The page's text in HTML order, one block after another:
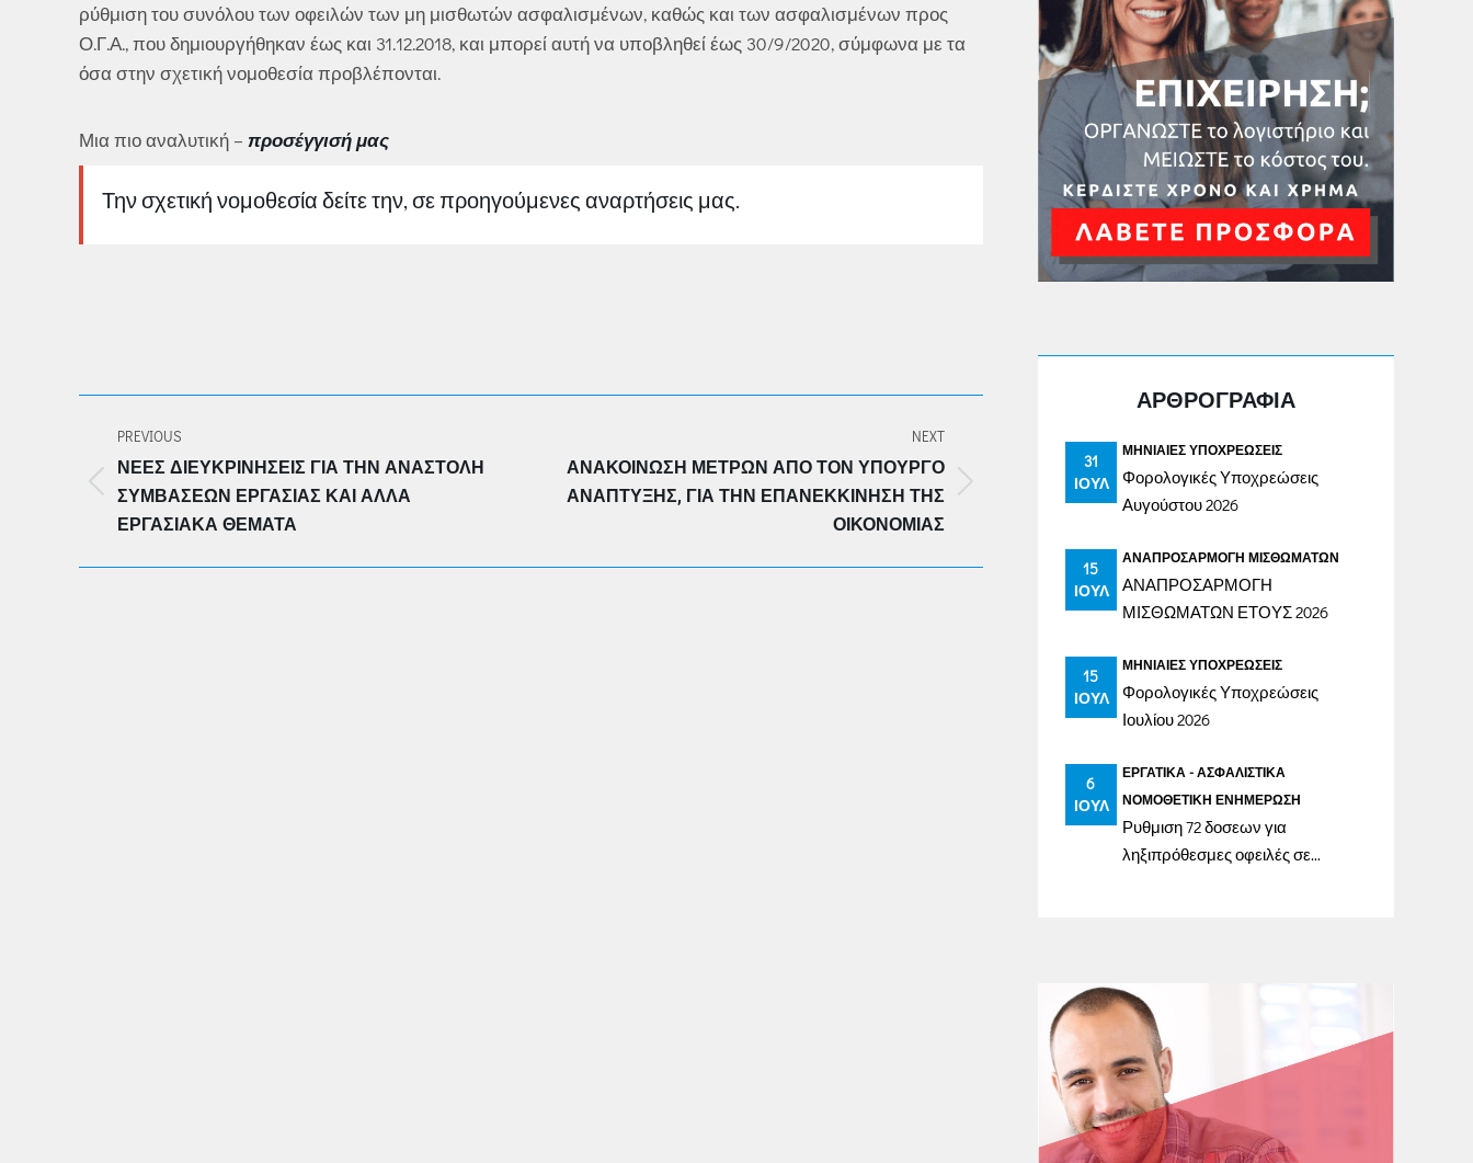
ρύθμιση του συνόλου των οφειλών των μη μισθωτών ασφαλισμένων, καθώς και των ασφαλισμένων προς
Ο.Γ.Α., που δημιουργήθηκαν έως και 31.12.2018, και μπορεί αυτή να υποβληθεί έως 30/9/2020, σύμφωνα με τα
όσα στην σχετική νομοθεσία προβλέπονται.
Μια πιο αναλυτική – προσέγγισή μας
Την σχετική νομοθεσία δείτε την, σε προηγούμενες αναρτήσεις μας.
NAVIGATION
PREVIOUS
Previous
post:
ΝΈΕΣ ΔΙΕΥΚΡΙΝΉΣΕΙΣ ΓΙΑ ΤΗΝ ΑΝΑΣΤΟΛΉ
ΣΥΜΒΆΣΕΩΝ ΕΡΓΑΣΊΑΣ ΚΑΙ ΆΛΛΑ
ΕΡΓΑΣΙΑΚΆ ΘΈΜΑΤΑ
NEXT
Next
ΑΝΑΚΟΊΝΩΣΗ ΜΈΤΡΩΝ ΑΠΌ ΤΟΝ ΥΠΟΥΡΓΌ
ΑΝΆΠΤΥΞΗΣ, ΓΙΑ ΤΗΝ ΕΠΑΝΕΚΚΊΝΗΣΗ ΤΗΣ
ΟΙΚΟΝΟΜΊΑΣ
ΑΡΘΡΟΓΡΑΦΙΑ
31
ΙΟΎΛ
ΜΗΝΙΑΊΕΣ ΥΠΟΧΡΕΏΣΕΙΣ
Φορολογικές Υποχρεώσεις
Αυγούστου 2026
15
ΙΟΎΛ
ΑΝΑΠΡΟΣΑΡΜΟΓΉ ΜΙΣΘΩΜΆΤΩΝ
ΑΝΑΠΡΟΣΑΡΜΟΓΗ
ΜΙΣΘΩΜΑΤΩΝ ΕΤΟΥΣ 2026
15
ΙΟΎΛ
ΜΗΝΙΑΊΕΣ ΥΠΟΧΡΕΏΣΕΙΣ
Φορολογικές Υποχρεώσεις
Ιουλίου 2026
6
ΙΟΎΛ
ΕΡΓΑΤΙΚΆ - ΑΣΦΑΛΙΣΤΙΚΆ
ΝΟΜΟΘΕΤΙΚΉ ΕΝΗΜΈΡΩΣΗ
Ρυθμιση 72 δοσεων για
ληξιπρόθεσμες οφειλές σε